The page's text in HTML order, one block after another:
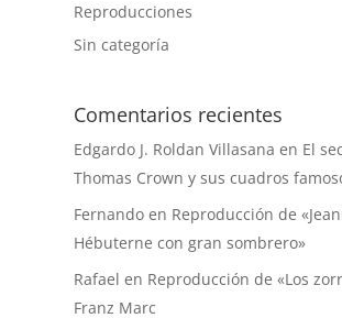
Reproducciones
Sin categoría
Comentarios recientes
Edgardo J. Roldan Villasana en El
Thomas Crown y sus cuadros
Fernando en Reproducción de
Hébuterne con gran sombrero»
Rafael en Reproducción de «Los
Franz Marc